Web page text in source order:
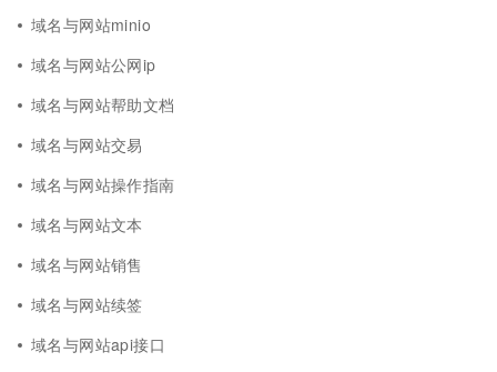
域名与网站minio
域名与网站公网ip
域名与网站帮助文档
域名与网站交易
域名与网站操作指南
域名与网站文本
域名与网站销售
域名与网站续签
域名与网站api接口